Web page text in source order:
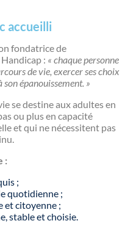
accueilli
fondatrice de
: « chaque personne
de vie, exercer ses choix
épanouissement. »
se destine aux adultes en
ou plus en capacité
et qui ne nécessitent pas
:
;
quotidienne ;
et citoyenne ;
stable et choisie.